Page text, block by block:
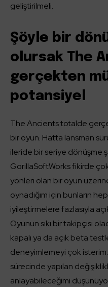
geliştirilmeli.
Şöyle bir
olursak The
gerçekten
potansiyel
The Ancients totalde
bir oyun. Hatta lansman
ileride bir seriye dönüşme
GorillaSoftWorks fikirde
yönleri olan bir oyun
oynadığım için bunların
iyileştirmelere fazlasıyla
Oyunun sıkı bir takipçisi
kapalı ya da açık beta
deneyimlemeyi çok
sürecinde yapılan
anlayabileceğimi